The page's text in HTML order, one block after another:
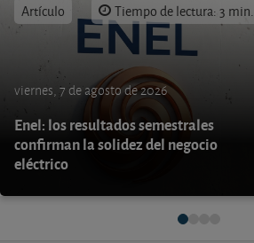
Artículo Tiempo de lectura: 3 min.
viernes, 7 de agosto de 2026
Enel: los resultados semestrales
confirman la solidez del negocio
eléctrico